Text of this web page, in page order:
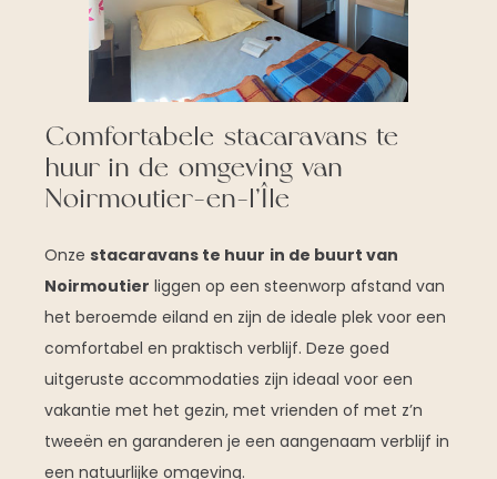
Comfortabele stacaravans te
huur in de omgeving van
Noirmoutier-en-l’Île
Onze stacaravans te huur in de buurt van
Noirmoutier liggen op een steenworp afstand van
het beroemde eiland en zijn de ideale plek voor een
comfortabel en praktisch verblijf. Deze goed
uitgeruste accommodaties zijn ideaal voor een
vakantie met het gezin, met vrienden of met z’n
tweeën en garanderen je een aangenaam verblijf in
een natuurlijke omgeving.